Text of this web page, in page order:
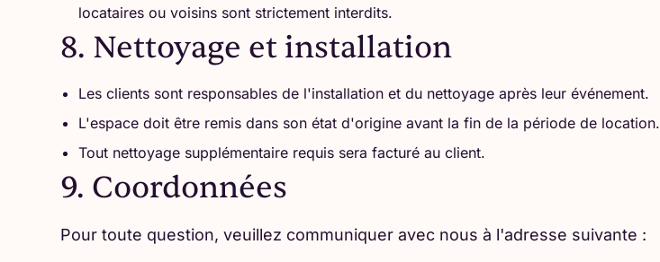
locataires ou voisins sont strictement interdits.
8. Nettoyage et installation
Les clients sont responsables de l'installation et du nettoyage après leur événement.
L'espace doit être remis dans son état d'origine avant la fin de la période de location.
Tout nettoyage supplémentaire requis sera facturé au client.
9. Coordonnées
Pour toute question, veuillez communiquer avec nous à l'adresse suivante :